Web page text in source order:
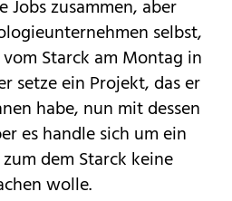
Jobs zusammen, aber
selbst,
Starck am Montag in
setze ein Projekt, das er
habe, nun mit dessen
es handle sich um ein
dem Starck keine
wolle.